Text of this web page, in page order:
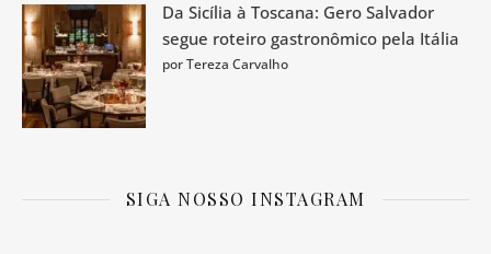
Da Sicília à Toscana: Gero Salvador
segue roteiro gastronômico pela Itália
por Tereza Carvalho
SIGA NOSSO INSTAGRAM